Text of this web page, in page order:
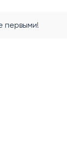
первыми!